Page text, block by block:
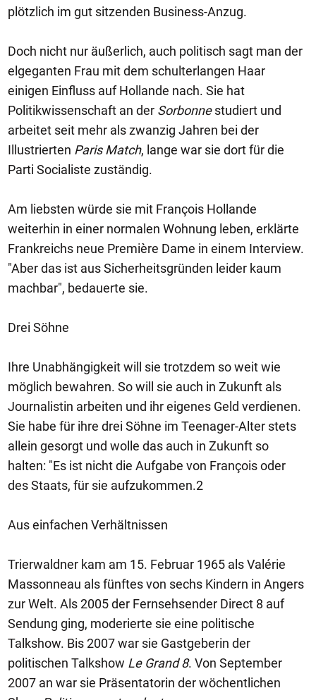
plötzlich im gut sitzenden Business-Anzug.
Doch nicht nur äußerlich, auch politisch sagt man der
elgeganten Frau mit dem schulterlangen Haar
einigen Einfluss auf Hollande nach. Sie hat
Politikwissenschaft an der Sorbonnestudiert und
arbeitet seit mehr als zwanzig Jahren bei der
Illustrierten Paris Match, lange war sie dort für die
Parti Socialiste zuständig.
Am liebsten würde sie mit François Hollande
weiterhin in einer normalen Wohnung leben, erklärte
Frankreichs neue Première Dame in einem Interview.
"Aber das ist aus Sicherheitsgründen leider kaum
machbar", bedauerte sie.
Drei Söhne
Ihre Unabhängigkeit will sie trotzdem so weit wie
möglich bewahren. So will sie auch in Zukunft als
Journalistin arbeiten und ihr eigenes Geld verdienen.
Sie habe für ihre drei Söhne im Teenager-Alter stets
allein gesorgt und wolle das auch in Zukunft so
halten: "Es ist nicht die Aufgabe von François oder
des Staats, für sie aufzukommen.2
Aus einfachen Verhältnissen
Trierwaldner kam am 15. Februar 1965 als Valérie
Massonneau als fünftes von sechs Kindern in Angers
zur Welt. Als 2005 der Fernsehsender Direct 8 auf
Sendung ging, moderierte sie eine politische
Talkshow. Bis 2007 war sie Gastgeberin der
politischen Talkshow Le Grand 8. Von September
2007 an war sie Präsentatorin der wöchentlichen